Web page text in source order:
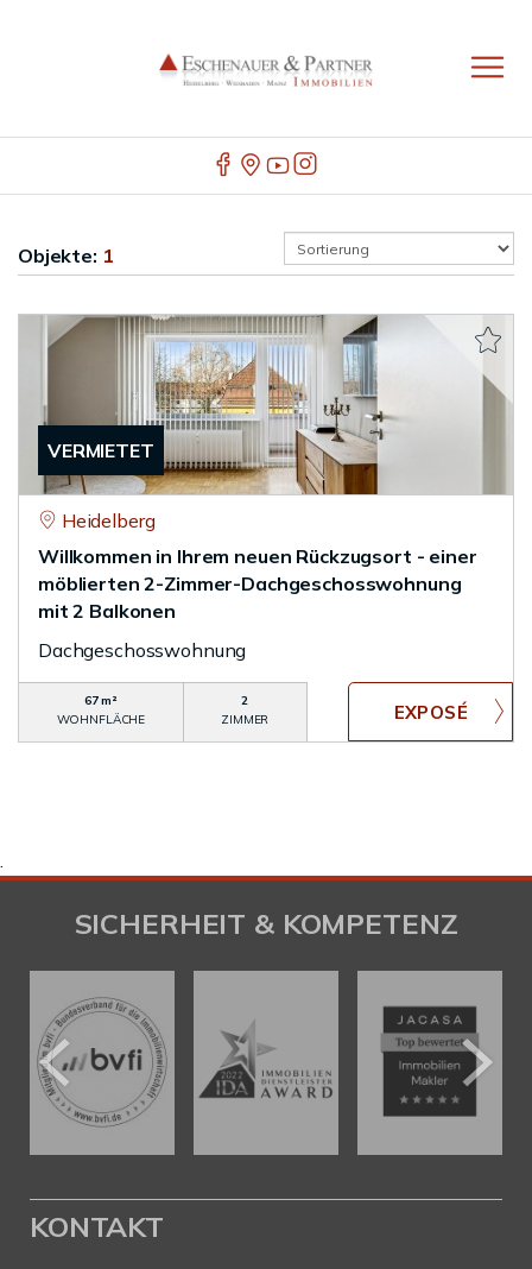
Objekte: 1
VERMIETET
Heidelberg
Willkommen in Ihrem neuen Rückzugsort - einer
möblierten 2-Zimmer-Dachgeschosswohnung
mit 2 Balkonen
Dachgeschosswohnung
67 m²
WOHNFLÄCHE
2
ZIMMER
.
SICHERHEIT & KOMPETENZ
KONTAKT